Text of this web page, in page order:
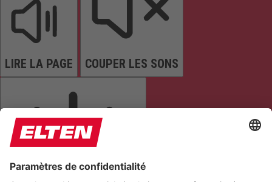
LIRE LA PAGE COUPER LES SONS